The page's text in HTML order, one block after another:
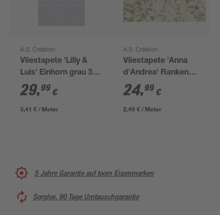
A.S. Création
Vliestapete 'Lilly &
Luis' Einhorn grau 3-
teilig 1,59 x 2,8 m
29,99 €
3,41 € / Meter
A.S. Création
Vliestapete 'Anna
d'Andrea' Ranken
beige 0,53 x 10,05 m
24,99 €
2,49 € / Meter
5 Jahre Garantie auf toom Eigenmarken
Sorglos, 90 Tage Umtauschgarantie